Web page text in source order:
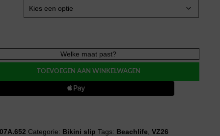
Welke maat past?
TOEVOEGEN AAN WINKELWAGEN
Categorie: Bikini slip Tags: Beachlife ,VZ26